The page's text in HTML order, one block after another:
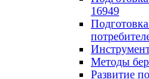
16949
Методы
Развитие